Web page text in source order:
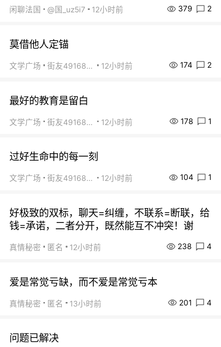
闲聊法国 @国_uz5i7 12小时前 379 2
莫借他人定锚
文学广场 街友49168527 12小时前 174 2
最好的教育是留白
文学广场 街友49168527 12小时前 178 1
过好生命中的每一刻
文学广场 街友49168527 12小时前 104 1
好极致的双标，聊天=纠缠，不联系=断联，给
钱=承诺，二者分开，既然能互不冲突！谢
真情秘密 匿名 12小时前 238 4
爱是常觉亏缺，而不爱是常觉亏本
真情秘密 匿名 13小时前 201 4
问题已解决